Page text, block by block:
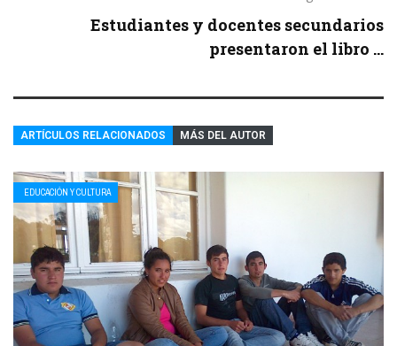
Estudiantes y docentes secundarios
presentaron el libro ...
ARTÍCULOS RELACIONADOS MÁS DEL AUTOR
EDUCACIÓN Y CULTURA